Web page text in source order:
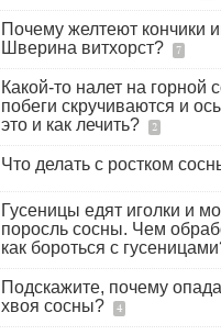
Почему желтеют кончики
Шверина витхорст?
7
Какой-то налет на горной
побеги скручиваются и
это и как лечить?
2
Что делать с ростком
Гусеницы едят иголки и
поросль сосны. Чем
как бороться с
Подскажите, почему
хвоя сосны?
4